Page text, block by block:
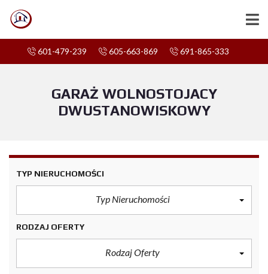
601-479-239 605-663-869 691-865-333
GARAŻ WOLNOSTOJACY
DWUSTANOWISKOWY
TYP NIERUCHOMOŚCI
Typ Nieruchomości
RODZAJ OFERTY
Rodzaj Oferty